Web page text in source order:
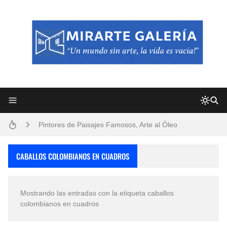
Pintores de Paisajes Famosos, Arte al Óleo
CABALLOS COLOMBIANOS EN CUADROS
Mostrando las entradas con la etiqueta caballos
colombianos en cuadros